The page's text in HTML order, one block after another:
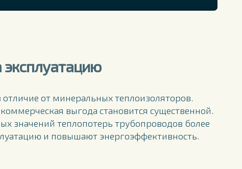
от минеральных теплоизоляторов.
выгода становится существенной.
значений теплопотерь трубопроводов более
и повышают энергоэффективность.